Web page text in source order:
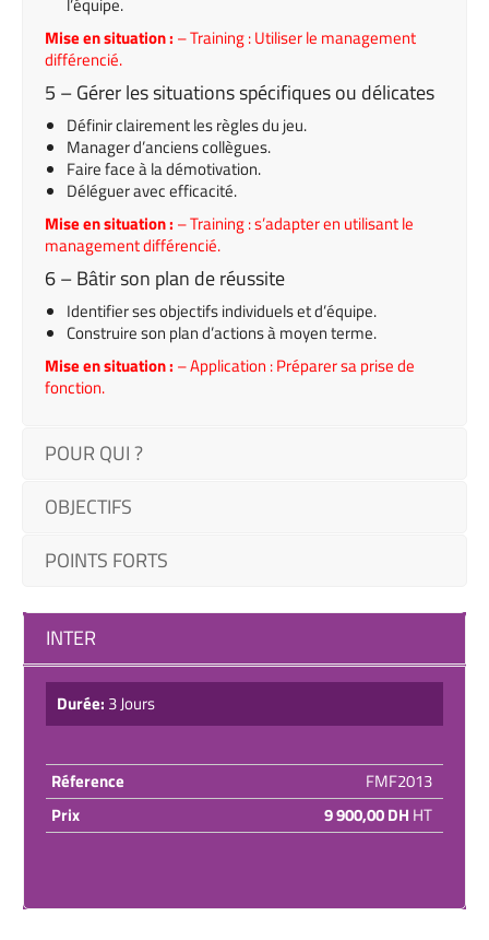
Mise en situation : – Training : Utiliser le management
différencié.
5 – Gérer les situations spécifiques ou délicates
Définir clairement les règles du jeu.
Manager d’anciens collègues.
Faire face à la démotivation.
Déléguer avec efficacité.
Mise en situation : – Training : s’adapter en utilisant le
management différencié.
6 – Bâtir son plan de réussite
Identifier ses objectifs individuels et d’équipe.
Construire son plan d’actions à moyen terme.
Mise en situation : – Application : Préparer sa prise de
fonction.
POUR QUI ?
OBJECTIFS
POINTS FORTS
INTER
Durée: 3 Jours
Réference
FMF2013
Prix
9 900,00 DH HT